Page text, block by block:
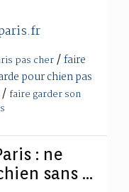
pas cher/faire
pour chien pas
/faire garder son
: ne
sans ...